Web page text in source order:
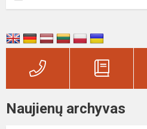
Naujienų archyvas